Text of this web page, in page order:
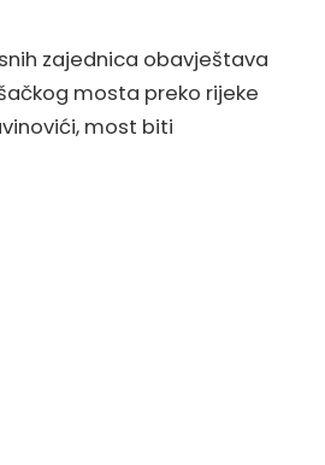
zajednica obavještava
mosta preko rijeke
most biti